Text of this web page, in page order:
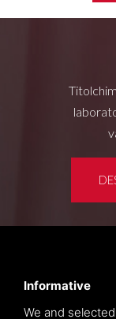
Informative
We and
Privacy